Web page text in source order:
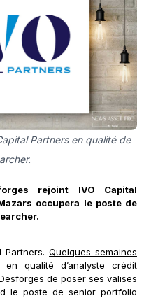
Partners en qualité de
rejoint IVO Capital
occupera le poste de
Partners.Quelques semaines
en qualité d’analyste crédit
de poser ses valises
le poste de senior portfolio